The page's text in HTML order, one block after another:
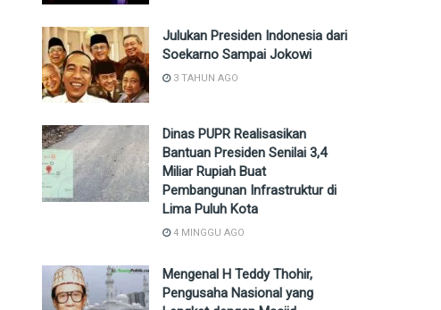
Julukan Presiden Indonesia dari
Soekarno Sampai Jokowi
3 TAHUN AGO
Dinas PUPR Realisasikan
Bantuan Presiden Senilai 3,4
Miliar Rupiah Buat
Pembangunan Infrastruktur di
Lima Puluh Kota
4 MINGGU AGO
Mengenal H Teddy Thohir,
Pengusaha Nasional yang